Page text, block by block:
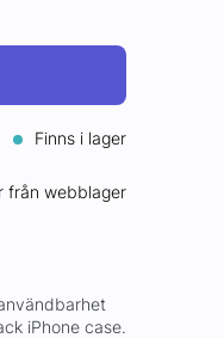
Finns i lager
från webblager
iPhone case.